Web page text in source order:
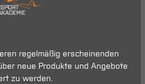
regelmäßig erscheinenden
neue Produkte und Angebote
zu werden.